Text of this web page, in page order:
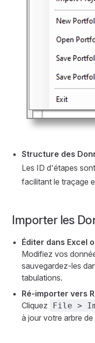
Structure des
Les ID d'étapes
facilitant le traçage
Importer les
Éditer dans Excel
Modifiez vos
sauvegardez-les
tabulations.
Ré-importer vers
Cliquez
File >
à jour votre arbre